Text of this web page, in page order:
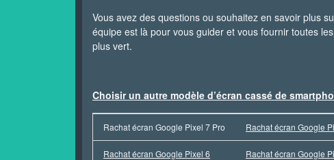
Vous avez des questions ou souhaitez en savoir plus
équipe est là pour vous guider et vous fournir toutes
plus vert.
Choisir un autre modèle d’écran cassé de
Rachat écran Google Pixel 7 Pro Rachat écran Google
Rachat écran Google Pixel 6 Rachat écran Google